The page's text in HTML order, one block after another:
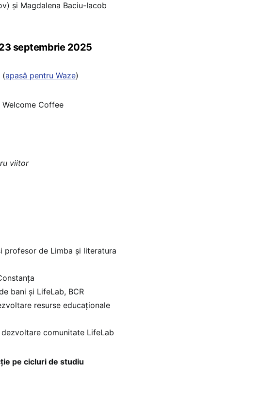
și Magdalena Baciu-Iacob
septembrie 2025
(apasă pentru Waze)
Coffee
viitor
profesor de Limba și literatura
bani și LifeLab, BCR
resurse educaționale
comunitate LifeLab
pe cicluri de studiu